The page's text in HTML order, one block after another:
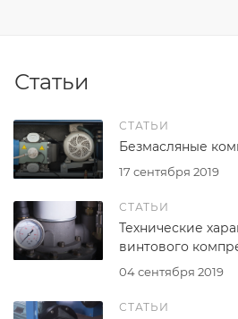
Статьи
СТАТЬИ
17 сентября 2019
Безмасляные
СТАТЬИ
04 сентября 2019
Технические
винтового
СТАТЬИ